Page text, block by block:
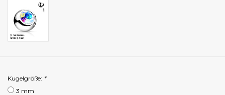
Kugelgröße: *
3 mm